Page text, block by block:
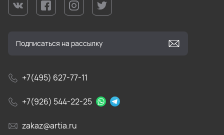
+7(495) 627-77-11
+7(926) 544-22-25
zakaz@artia.ru